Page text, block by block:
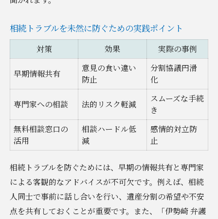
相続トラブルを未然に防ぐための実践ポイント
対策 効果 実際の事例
早期情報共有
意見の食い違い
防止
分割協議円滑
化
専門家への相談 法的リスク軽減
スムーズな手続
き
無料相談窓口の
活用
相談ハードル低
減
感情的対立防
止
相続トラブルを防ぐためには、早期の情報共有と専門家
による客観的なアドバイスが不可欠です。例えば、相続
人同士で事前に話し合いを行い、遺産分割の希望や不安
点を共有しておくことが重要です。また、「伊勢崎 弁護